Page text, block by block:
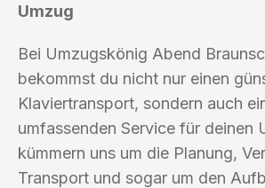
Umzug
Bei Umzugskönig Abend
bekommst du nicht nur einen
Klaviertransport, sondern auch
umfassenden Service für deinen
kümmern uns um die Planung,
Transport und sogar um den